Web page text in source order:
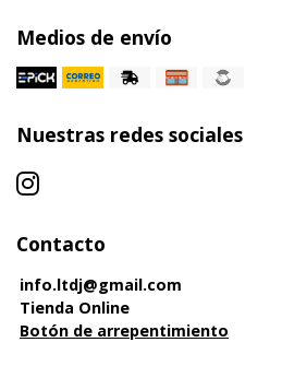
Medios de envío
Nuestras redes sociales
Contacto
info.ltdj@gmail.com
Tienda Online
Botón de arrepentimiento